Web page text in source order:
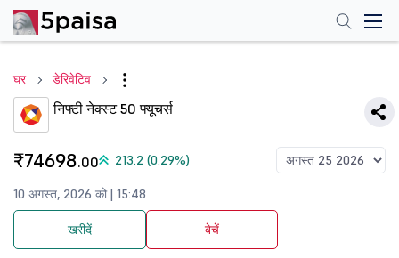
घर डेरिवेटिव
निफ्टी नेक्स्ट 50 फ्यूचर्स
₹74698.00 213.2 (0.29%)
10 अगस्त, 2026 को | 15:48
खरीदें बेचें